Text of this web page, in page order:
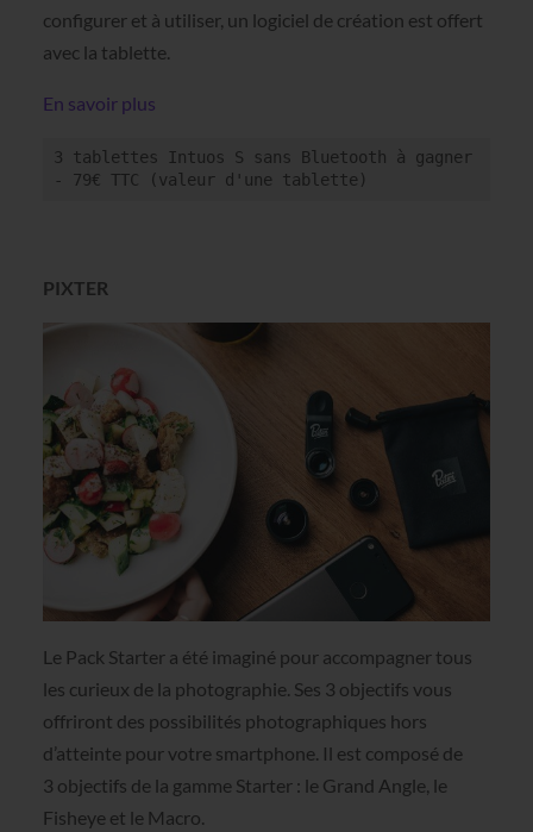
configurer et à utiliser, un logiciel de création est offert
avec la tablette.
En savoir plus
3 tablettes Intuos S sans Bluetooth à gagner
- 79€ TTC (valeur d'une tablette)
PIXTER
Le Pack Starter a été imaginé pour accompagner tous
les curieux de la photographie. Ses 3 objectifs vous
offriront des possibilités photographiques hors
d’atteinte pour votre smartphone. Il est composé de
3 objectifs de la gamme Starter : le Grand Angle, le
Fisheye et le Macro.